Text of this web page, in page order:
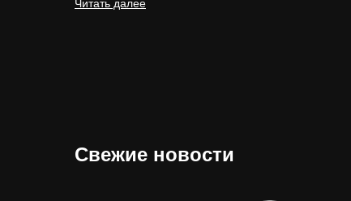
Читать далее
Свежие новости